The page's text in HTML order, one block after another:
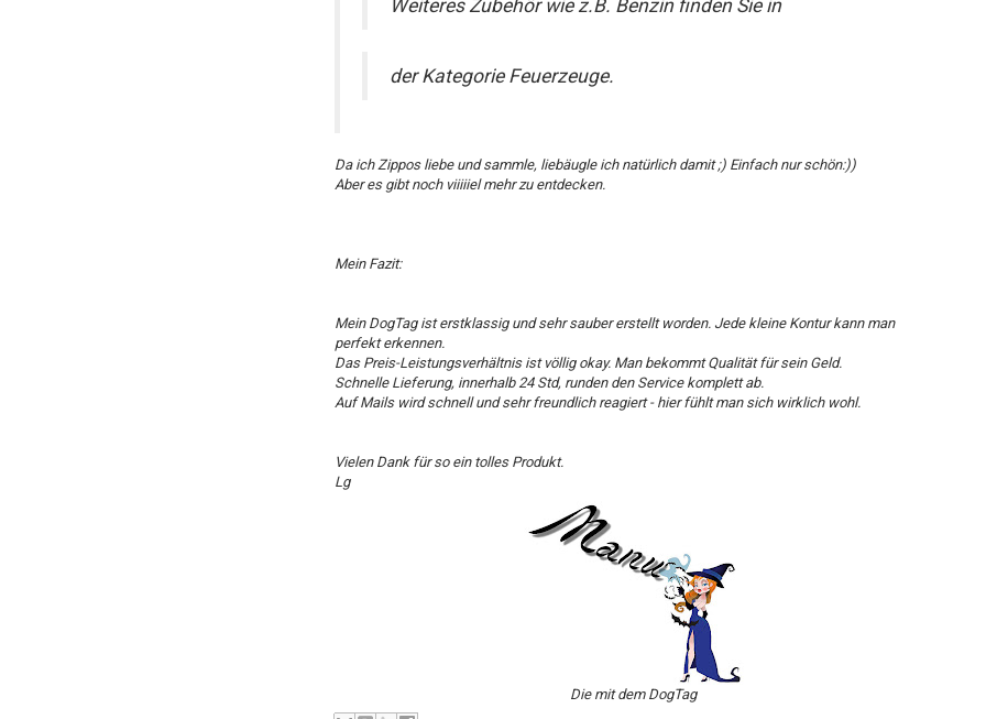
Weiteres Zubehör wie z.B. Benzin finden Sie in
der Kategorie Feuerzeuge.
Da ich Zippos liebe und sammle, liebäugle ich natürlich damit ;) Einfach nur schön:))
Aber es gibt noch viiiiiel mehr zu entdecken.
Mein Fazit:
Mein DogTag ist erstklassig und sehr sauber erstellt worden. Jede kleine Kontur kann man
perfekt erkennen.
Das Preis-Leistungsverhältnis ist völlig okay. Man bekommt Qualität für sein Geld.
Schnelle Lieferung, innerhalb 24 Std, runden den Service komplett ab.
Auf Mails wird schnell und sehr freundlich reagiert - hier fühlt man sich wirklich wohl.
Vielen Dank für so ein tolles Produkt.
Lg
Die mit dem DogTag